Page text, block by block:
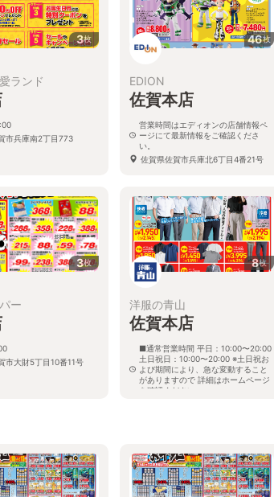
3枚
ランド
市兵庫南2丁目773
46枚
EDION
佐賀本店
営業時間はエディオンの店舗情報ペ
ージにて最新情報をご確認くださ
い。
佐賀県佐賀市兵庫北6丁目4番21号
3枚
ー
市大財5丁目10番11号
8枚
洋服の青山
佐賀本店
■通常営業時間 平日：10:00〜20:00
土日祝日：10:00〜20:00 ※土日祝お
よび期間により、急な変動すること
がありますので 詳細はホームページ
を確認ください